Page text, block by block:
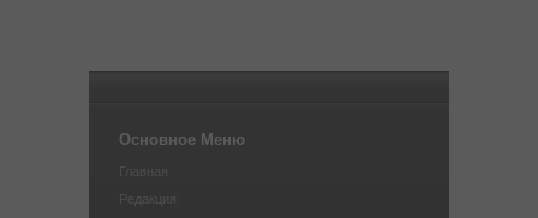
Основное Меню
Главная
Редакция